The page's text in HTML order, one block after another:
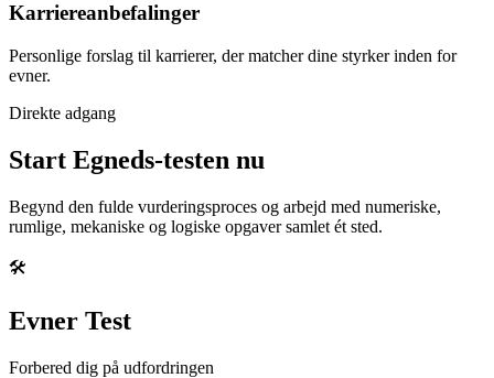
Karriereanbefalinger
Personlige forslag til karrierer, der matcher dine styrker inden for
evner.
Direkte adgang
Start Egneds-testen nu
Begynd den fulde vurderingsproces og arbejd med numeriske,
rumlige, mekaniske og logiske opgaver samlet ét sted.
🛠️
Evner Test
Forbered dig på udfordringen